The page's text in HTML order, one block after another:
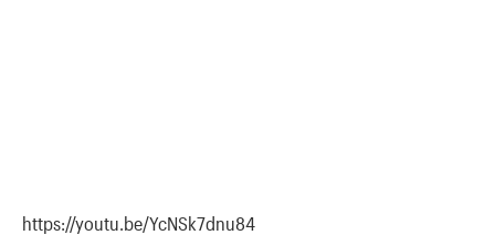
https://youtu.be/YcNSk7dnu84